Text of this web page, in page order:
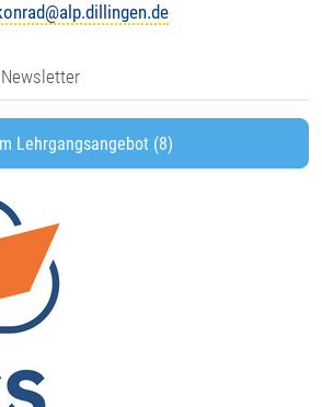
Newsletter
Lehrgangsangebot (8)